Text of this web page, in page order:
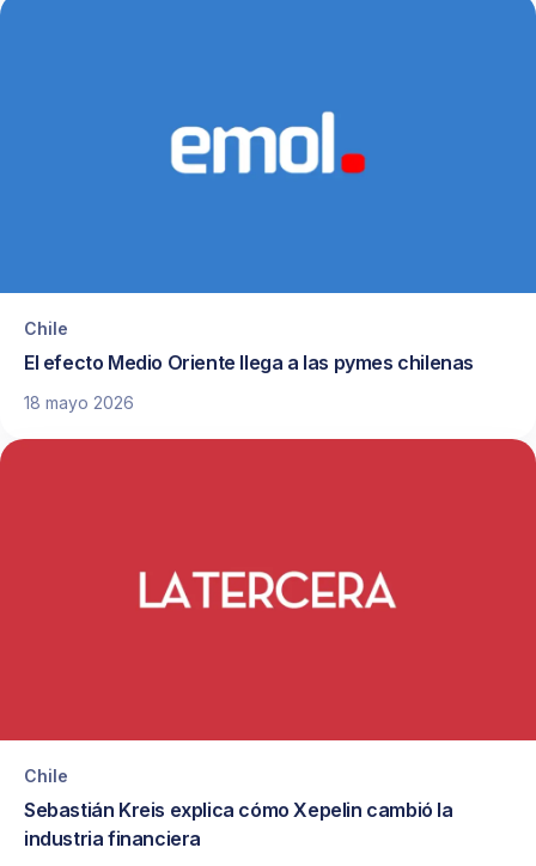
Chile
El efecto Medio Oriente llega a las pymes chilenas
18 mayo 2026
Chile
Sebastián Kreis explica cómo Xepelin cambió la
industria financiera